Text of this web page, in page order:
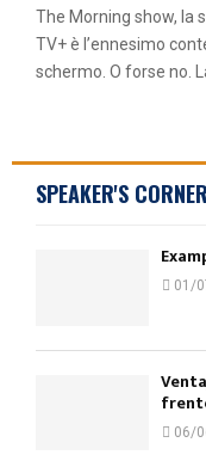
The Morning show, la
TV+ è l’ennesimo
schermo. O forse no.
SPEAKER'S CORNER
01/
06/